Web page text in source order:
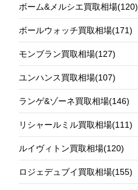
ボーム&メルシエ買取相場(120)
ボールウォッチ買取相場(171)
モンブラン買取相場(127)
ユンハンス買取相場(107)
ランゲ&ゾーネ買取相場(146)
リシャールミル買取相場(111)
ルイヴィトン買取相場(120)
ロジェデュブイ買取相場(155)